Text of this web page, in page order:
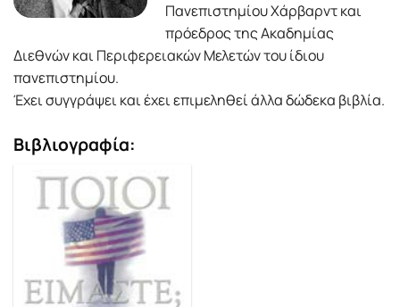
Πανεπιστημίου Χάρβαρντ και
πρόεδρος της Ακαδημίας
Διεθνών και Περιφερειακών Μελετών του ίδιου
πανεπιστημίου.
Έχει συγγράψει και έχει επιμεληθεί άλλα δώδεκα βιβλία.
Βιβλιογραφία: